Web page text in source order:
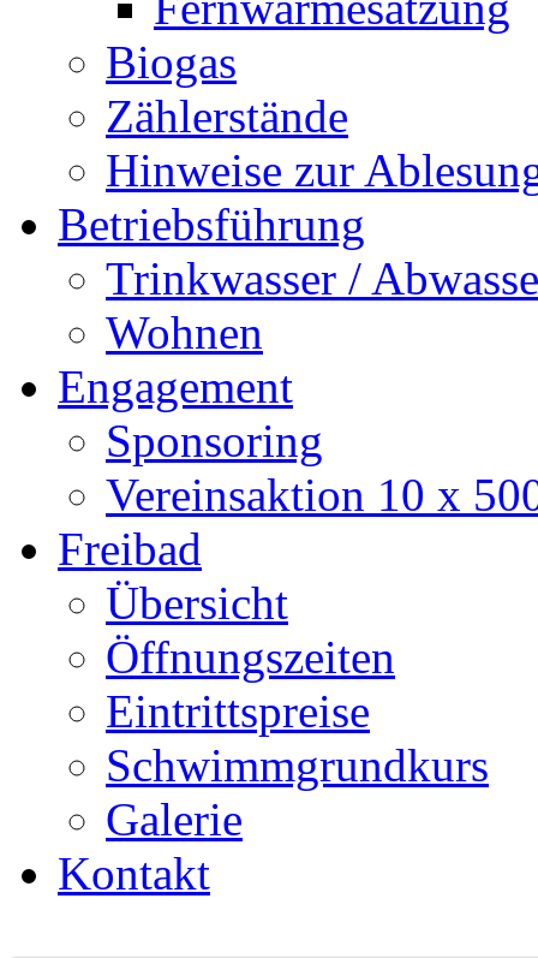
Biogas
Zählerstände
Hinweise zur
Betriebsführung
Trinkwasser /
Wohnen
Engagement
Sponsoring
Vereinsaktion 10 x
Freibad
Übersicht
Öffnungszeiten
Eintrittspreise
Schwimmgrundkurs
Galerie
Kontakt